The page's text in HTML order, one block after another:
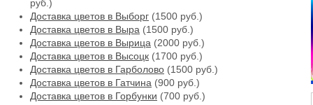
руб.)
Доставка цветов в Выборг (1500 руб.)
Доставка цветов в Выра (1500 руб.)
Доставка цветов в Вырица (2000 руб.)
Доставка цветов в Высоцк (1700 руб.)
Доставка цветов в Гарболово (1500 руб.)
Доставка цветов в Гатчина (900 руб.)
Доставка цветов в Горбунки (700 руб.)